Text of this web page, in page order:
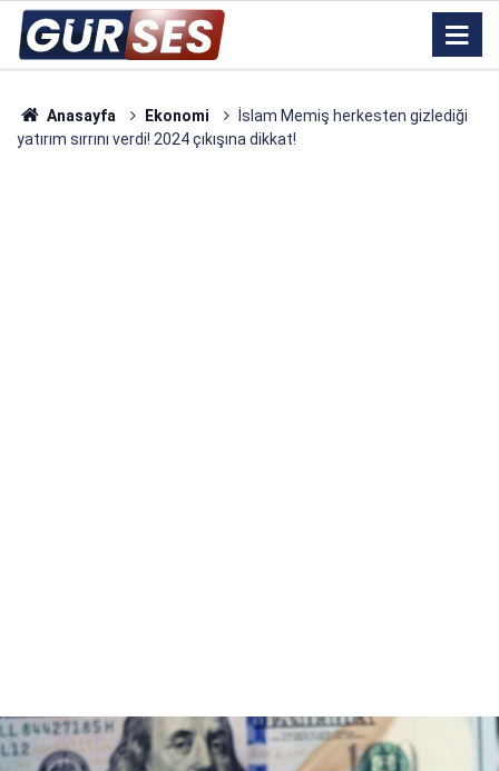
Anasayfa Ekonomi
İslam Memiş herkesten gizlediği
yatırım sırrını verdi! 2024 çıkışına dikkat!